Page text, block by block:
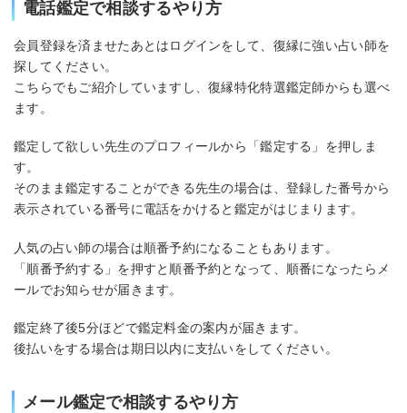
電話鑑定で相談するやり方
会員登録を済ませたあとはログインをして、復縁に強い占い師を
探してください。
こちらでもご紹介していますし、復縁特化特選鑑定師からも選べ
ます。
鑑定して欲しい先生のプロフィールから「鑑定する」を押しま
す。
そのまま鑑定することができる先生の場合は、登録した番号から
表示されている番号に電話をかけると鑑定がはじまります。
人気の占い師の場合は順番予約になることもあります。
「順番予約する」を押すと順番予約となって、順番になったらメ
ールでお知らせが届きます。
鑑定終了後5分ほどで鑑定料金の案内が届きます。
後払いをする場合は期日以内に支払いをしてください。
メール鑑定で相談するやり方